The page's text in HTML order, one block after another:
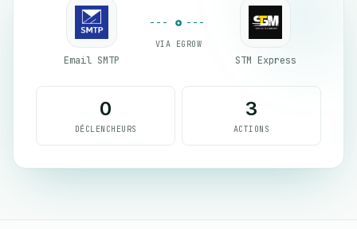
Email SMTP
VIA EGROW
STM Express
0
DÉCLENCHEURS
3
ACTIONS